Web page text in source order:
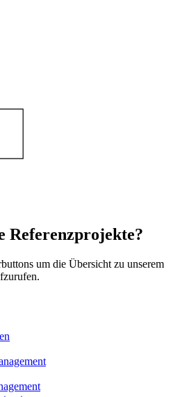
Referenzprojekte?
um die Übersicht zu unserem